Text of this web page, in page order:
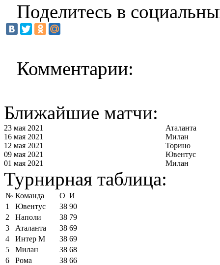
Поделитесь в
Комментарии:
Ближайшие матчи:
23 мая 2021
Аталанта
16 мая 2021
Милан
12 мая 2021
Торино
09 мая 2021
Ювентус
01 мая 2021
Милан
Турнирная таблица:
№ Команда О И
1
Ювентус 38 90
2
Наполи 38 79
3
Аталанта 38 69
4
Интер М 38 69
5
Милан 38 68
6
Рома 38 66